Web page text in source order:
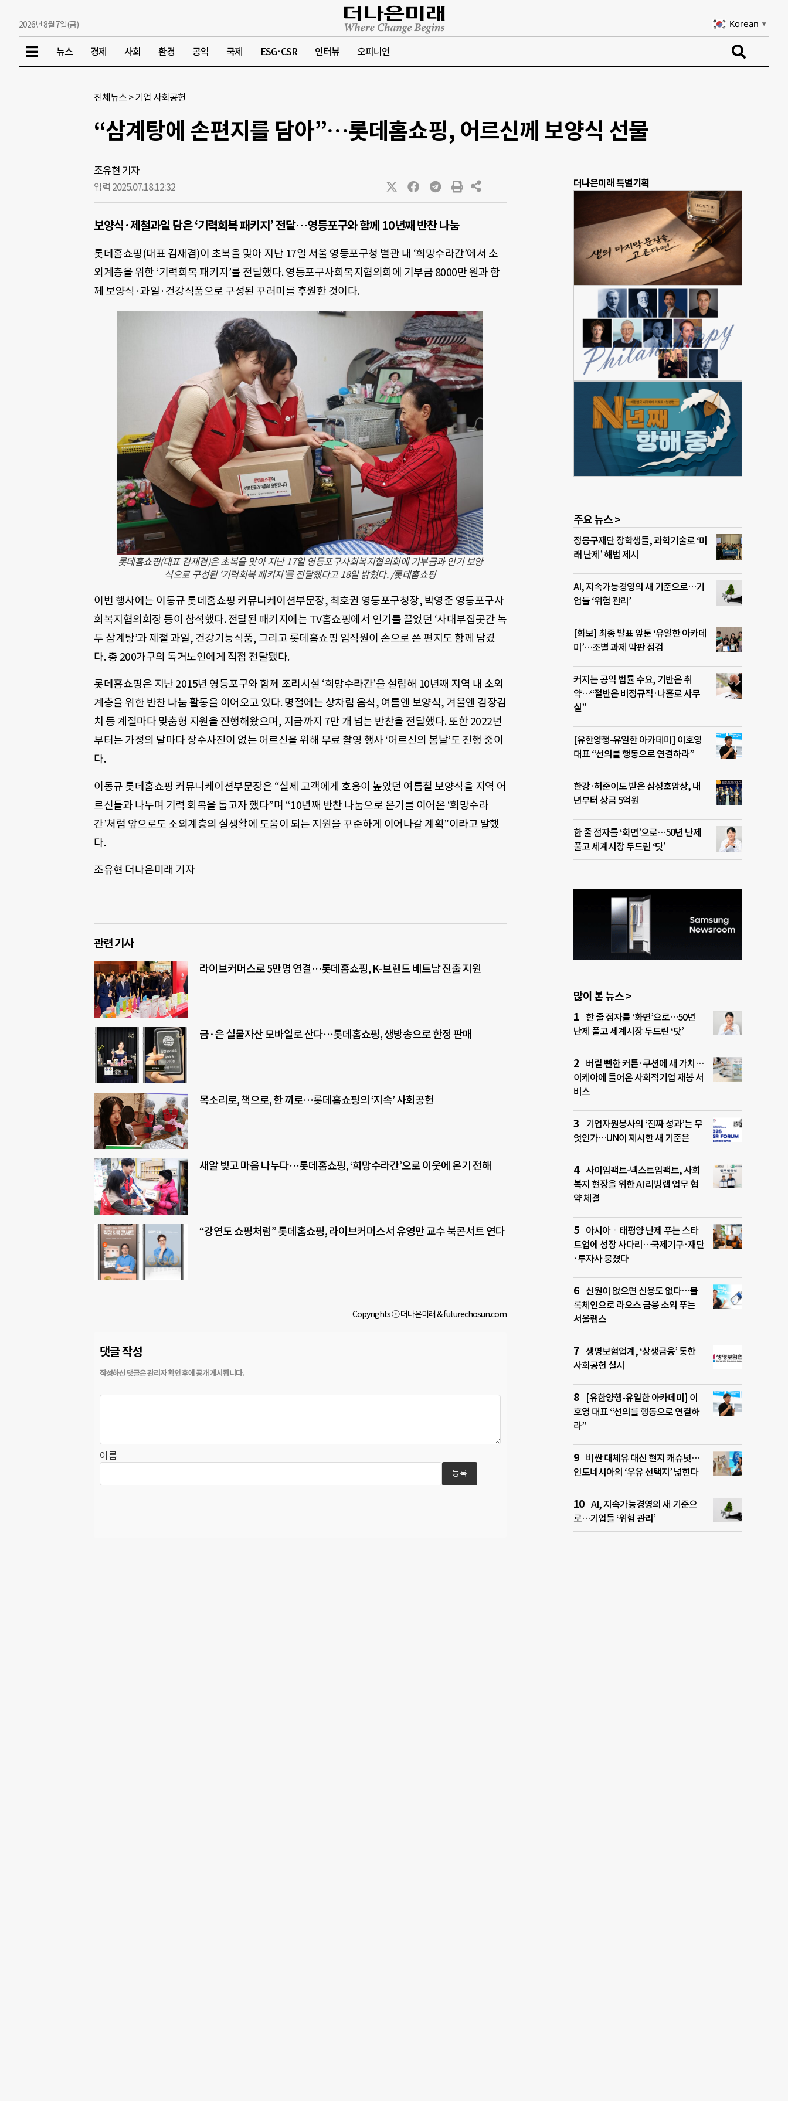
2026년 8월 7일(금) Korean ▼
뉴스 경제 사회 환경 공익 국제 ESG·CSR 인터뷰 오피니언
전체뉴스 >기업 사회공헌
“삼계탕에 손편지를 담아”…롯데홈쇼핑, 어르신께 보양식 선물
조유현 기자
입력 2025.07.18.12:32
보양식·제철과일 담은 ‘기력회복 패키지’ 전달…영등포구와 함께 10년째 반찬 나눔
롯데홈쇼핑(대표 김재겸)이 초복을 맞아 지난 17일 서울 영등포구청 별관 내 ‘희망수라간’에서 소
외계층을 위한 ‘기력회복 패키지’를 전달했다. 영등포구사회복지협의회에 기부금 8000만 원과 함
께 보양식·과일·건강식품으로 구성된 꾸러미를 후원한 것이다.
롯데홈쇼핑(대표 김재겸)은 초복을 맞아 지난 17일 영등포구사회복지협의회에 기부금과 인기 보양
식으로 구성된 ‘기력회복 패키지’를 전달했다고 18일 밝혔다. /롯데홈쇼핑
이번 행사에는 이동규 롯데홈쇼핑 커뮤니케이션부문장, 최호권 영등포구청장, 박영준 영등포구사
회복지협의회장 등이 참석했다. 전달된 패키지에는 TV홈쇼핑에서 인기를 끌었던 ‘사대부집곳간 녹
두 삼계탕’과 제철 과일, 건강기능식품, 그리고 롯데홈쇼핑 임직원이 손으로 쓴 편지도 함께 담겼
다. 총 200가구의 독거노인에게 직접 전달됐다.
롯데홈쇼핑은 지난 2015년 영등포구와 함께 조리시설 ‘희망수라간’을 설립해 10년째 지역 내 소외
계층을 위한 반찬 나눔 활동을 이어오고 있다. 명절에는 상차림 음식, 여름엔 보양식, 겨울엔 김장김
치 등 계절마다 맞춤형 지원을 진행해왔으며, 지금까지 7만 개 넘는 반찬을 전달했다. 또한 2022년
부터는 가정의 달마다 장수사진이 없는 어르신을 위해 무료 촬영 행사 ‘어르신의 봄날’도 진행 중이
다.
이동규 롯데홈쇼핑 커뮤니케이션부문장은 “실제 고객에게 호응이 높았던 여름철 보양식을 지역 어
르신들과 나누며 기력 회복을 돕고자 했다”며 “10년째 반찬 나눔으로 온기를 이어온 ‘희망수라
간’처럼 앞으로도 소외계층의 실생활에 도움이 되는 지원을 꾸준하게 이어나갈 계획”이라고 말했
다.
조유현 더나은미래 기자
관련 기사
라이브커머스로 5만명 연결…롯데홈쇼핑, K-브랜드 베트남 진출 지원
금·은 실물자산 모바일로 산다…롯데홈쇼핑, 생방송으로 한정 판매
목소리로, 책으로, 한 끼로…롯데홈쇼핑의 ‘지속’ 사회공헌
새알 빚고 마음 나누다…롯데홈쇼핑, ‘희망수라간’으로 이웃에 온기 전해
“강연도 쇼핑처럼” 롯데홈쇼핑, 라이브커머스서 유영만 교수 북콘서트 연다
Copyrights ⓒ 더나은미래 & futurechosun.com
댓글 작성
이름
더나은미래 특별기획
주요 뉴스 >
정몽구재단 장학생들, 과학기술로 ‘미
래 난제’ 해법 제시
AI, 지속가능경영의 새 기준으로…기
업들 ‘위험 관리’
[화보] 최종 발표 앞둔 ‘유일한 아카데
미’…조별 과제 막판 점검
커지는 공익 법률 수요, 기반은 취
약…“절반은 비정규직·나홀로 사무
실”
[유한양행-유일한 아카데미] 이호영
대표 “선의를 행동으로 연결하라”
한강·허준이도 받은 삼성호암상, 내
년부터 상금 5억원
한 줄 점자를 ‘화면’으로…50년 난제
풀고 세계시장 두드린 ‘닷’
많이 본 뉴스 >
한 줄 점자를 ‘화면’으로…50년
난제 풀고 세계시장 두드린 ‘닷’
버릴 뻔한 커튼·쿠션에 새 가치…
이케아에 들어온 사회적기업 재봉 서
비스
기업자원봉사의 ‘진짜 성과’는 무
엇인가…UN이 제시한 새 기준은
사이임팩트-넥스트임팩트, 사회
복지 현장을 위한 AI 리빙랩 업무 협
약 체결
아시아ㆍ태평양 난제 푸는 스타
트업에 성장 사다리…국제기구·재단
·투자사 뭉쳤다
신원이 없으면 신용도 없다…블
록체인으로 라오스 금융 소외 푸는
서울랩스
생명보험업계, ‘상생금융’ 통한
사회공헌 실시
[유한양행-유일한 아카데미] 이
호영 대표 “선의를 행동으로 연결하
라”
비싼 대체유 대신 현지 캐슈넛…
인도네시아의 ‘우유 선택지’ 넓힌다
AI, 지속가능경영의 새 기준으
로…기업들 ‘위험 관리’